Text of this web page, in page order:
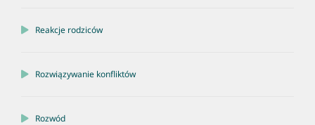
Reakcje rodziców
Rozwiązywanie konfliktów
Rozwód